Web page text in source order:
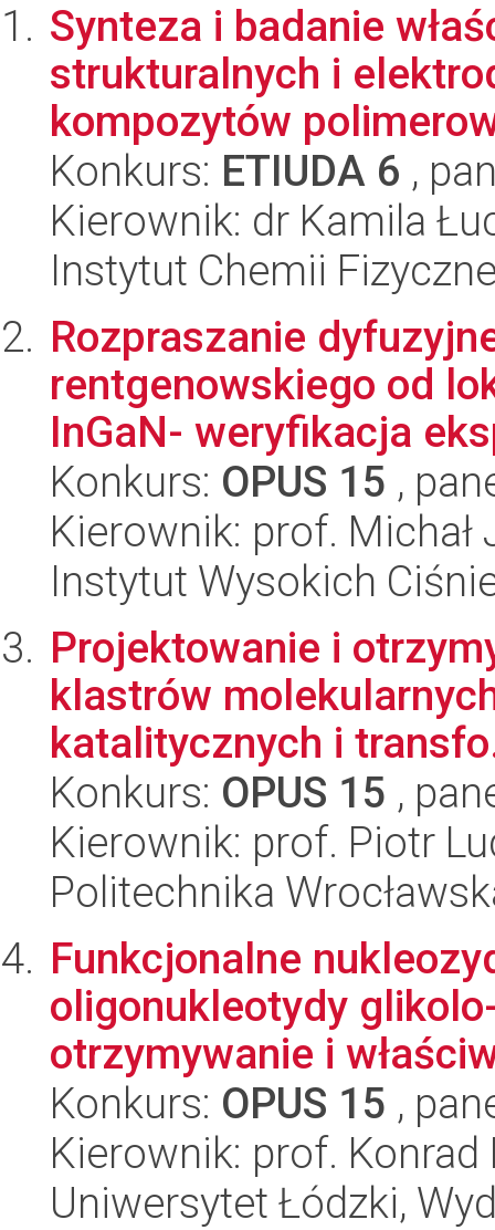
Synteza i badanie
strukturalnych i
kompozytów
Konkurs: ETIUDA 6 ,
Kierownik: dr Kamila
Instytut Chemii
Rozpraszanie
rentgenowskiego od
InGaN- weryfikacja
Konkurs: OPUS 15 ,
Kierownik: prof. Michał
Instytut Wysokich
Projektowanie i
klastrów
katalitycznych i
Konkurs: OPUS 15 ,
Kierownik: prof. Piotr
Politechnika
Funkcjonalne
oligonukleotydy
otrzymywanie i
Konkurs: OPUS 15 ,
Kierownik: prof.
Uniwersytet Łódzki,